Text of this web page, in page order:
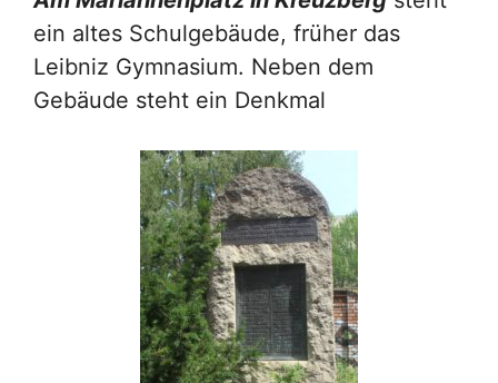
ein altes Schulgebäude, früher das
Leibniz Gymnasium. Neben dem
Gebäude steht ein Denkmal